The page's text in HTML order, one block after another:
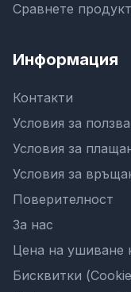
Сравнете
Информация
Контакти
Условия за
Условия за
Условия за
Поверителност
За нас
Цена на ушиване
Бисквитки